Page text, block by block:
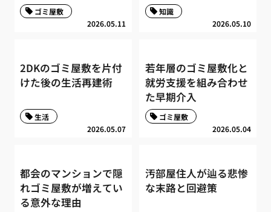
2026.05.11
ゴミ屋敷
2026.05.10
知識
2DKのゴミ屋敷を片付
けた後の生活再建術
2026.05.07
生活
若年層のゴミ屋敷化と
就労支援を組み合わせ
た早期介入
2026.05.04
ゴミ屋敷
都会のマンションで隠
れゴミ屋敷が増えてい
る意外な理由
汚部屋住人が辿る悲惨
な末路と回避策